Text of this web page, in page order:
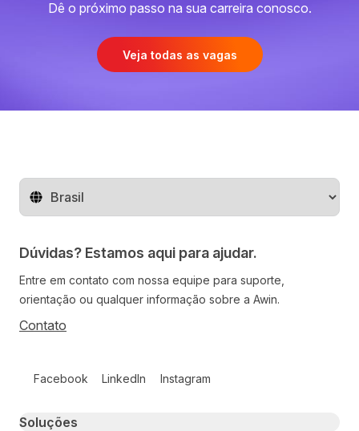
Dê o próximo passo na sua carreira conosco.
Veja todas as vagas
Mude o território
Dúvidas? Estamos aqui para ajudar.
Entre em contato com nossa equipe para suporte,
orientação ou qualquer informação sobre a Awin.
Contato
Facebook LinkedIn Instagram
Primary footer navigation
Soluções